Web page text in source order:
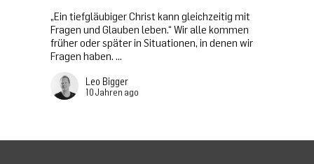
„Ein tiefgläubiger Christ kann gleichzeitig mit
Fragen und Glauben leben.“ Wir alle kommen
früher oder später in Situationen, in denen wir
Fragen haben. ...
Leo Bigger
10 Jahren ago